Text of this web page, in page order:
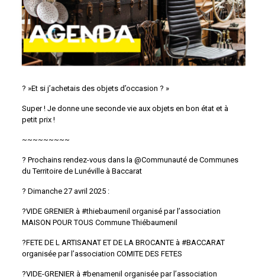
? »Et si j’achetais des objets d’occasion ? »
Super ! Je donne une seconde vie aux objets en bon état et à
petit prix !
~~~~~~~~~
? Prochains rendez-vous dans la @Communauté de Communes
du Territoire de Lunéville à Baccarat
? Dimanche 27 avril 2025 :
?VIDE GRENIER à #thiebaumenil organisé par l’association
MAISON POUR TOUS Commune Thiébaumenil
?FETE DE L ARTISANAT ET DE LA BROCANTE à #BACCARAT
organisée par l’association COMITE DES FETES
?VIDE-GRENIER à #benamenil organisée par l’association